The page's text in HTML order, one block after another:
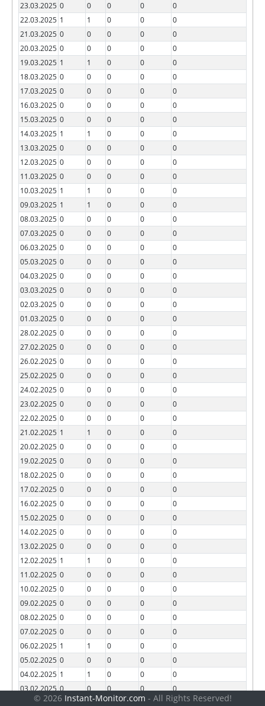
23.03.2025 0 0 0 0
0
22.03.2025 1 1 0 0
0
21.03.2025 0 0 0 0
0
20.03.2025 0 0 0 0
0
19.03.2025 1 1 0 0
0
18.03.2025 0 0 0 0
0
17.03.2025 0 0 0 0
0
16.03.2025 0 0 0 0
0
15.03.2025 0 0 0 0
0
14.03.2025 1 1 0 0
0
13.03.2025 0 0 0 0
0
12.03.2025 0 0 0 0
0
11.03.2025 0 0 0 0
0
10.03.2025 1 1 0 0
0
09.03.2025 1 1 0 0
0
08.03.2025 0 0 0 0
0
07.03.2025 0 0 0 0
0
06.03.2025 0 0 0 0
0
05.03.2025 0 0 0 0
0
04.03.2025 0 0 0 0
0
03.03.2025 0 0 0 0
0
02.03.2025 0 0 0 0
0
01.03.2025 0 0 0 0
0
28.02.2025 0 0 0 0
0
27.02.2025 0 0 0 0
0
26.02.2025 0 0 0 0
0
25.02.2025 0 0 0 0
0
24.02.2025 0 0 0 0
0
23.02.2025 0 0 0 0
0
22.02.2025 0 0 0 0
0
21.02.2025 1 1 0 0
0
20.02.2025 0 0 0 0
0
19.02.2025 0 0 0 0
0
18.02.2025 0 0 0 0
0
17.02.2025 0 0 0 0
0
16.02.2025 0 0 0 0
0
15.02.2025 0 0 0 0
0
14.02.2025 0 0 0 0
0
13.02.2025 0 0 0 0
0
12.02.2025 1 1 0 0
0
11.02.2025 0 0 0 0
0
10.02.2025 0 0 0 0
0
09.02.2025 0 0 0 0
0
08.02.2025 0 0 0 0
0
07.02.2025 0 0 0 0
0
06.02.2025 1 1 0 0
0
05.02.2025 0 0 0 0
0
04.02.2025 1 1 0 0
0
03.02.2025 0 0 0 0
0
02.02.2025 1 1 0 0 0
© 2026 Instant-Monitor.com - All Rights Reserved!